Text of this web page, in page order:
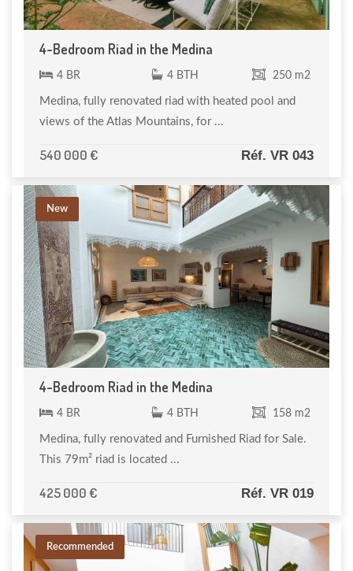
4-Bedroom Riad in the Medina
4 BR 4 BTH 250 m2
Medina, fully renovated riad with heated pool and
views of the Atlas Mountains, for ...
540 000 € Réf. VR 043
New
4-Bedroom Riad in the Medina
4 BR 4 BTH 158 m2
Medina, fully renovated and Furnished Riad for Sale.
This 79m² riad is located ...
425 000 € Réf. VR 019
Recommended